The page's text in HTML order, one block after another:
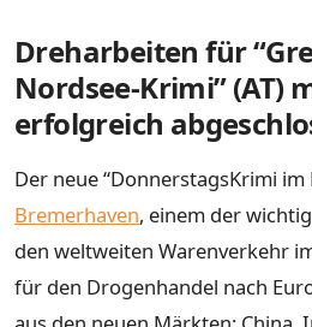
Dreharbeiten für
Nordsee-Krimi” (AT)
erfolgreich
Der neue “DonnerstagsKrimi im
Bremerhaven, einem der
den weltweiten Warenverkehr
für den Drogenhandel nach